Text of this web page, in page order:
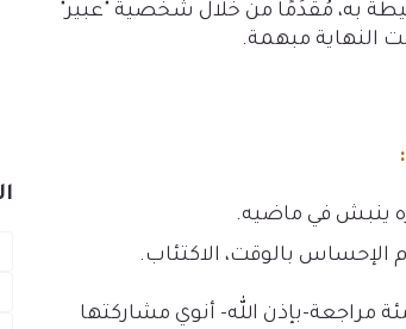
به، مُقدِّمًا من خلال شخصية "عبير"
النهاية مبهمة.
ينبش في ماضيه.
الإحساس بالوقت، الاكتئاب.
مراجعة-بإذن الله- أنوي مشاركتها